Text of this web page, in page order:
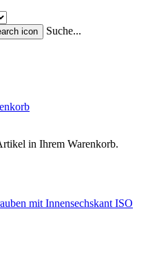
Suche...
in Ihrem Warenkorb.
mit Innensechskant ISO